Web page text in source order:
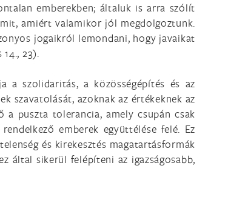
emberekben; általuk is arra szólít
amiért valamikor jól megdolgoztunk.
jogaikról lemondani, hogy javaikat
23).
a szolidaritás, a közösségépítés és az
szavatolását, azoknak az értékeknek az
a puszta tolerancia, amely csupán csak
emberek együttélése felé. Ez
és kirekesztés magatartásformák
által sikerül felépíteni az igazságosabb,